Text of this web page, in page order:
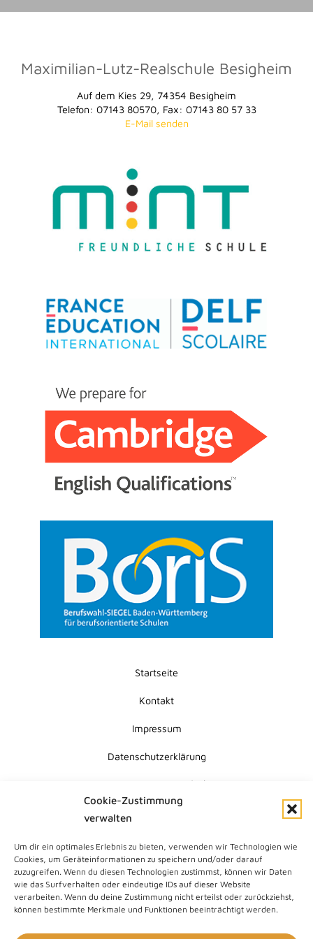
Cookie-Zustimmung
verwalten
Um dir ein optimales Erlebnis zu bieten, verwenden wir Technologien wie
Cookies, um Geräteinformationen zu speichern und/oder darauf
zuzugreifen. Wenn du diesen Technologien zustimmst, können wir Daten
wie das Surfverhalten oder eindeutige IDs auf dieser Website
verarbeiten. Wenn du deine Zustimmung nicht erteilst oder zurückziehst,
können bestimmte Merkmale und Funktionen beeinträchtigt werden.
Maximilian-Lutz-Realschule Besigheim
Auf dem Kies 29, 74354 Besigheim
Telefon: 07143 80570, Fax: 07143 80 57 33
E-Mail senden
Startseite
Kontakt
Impressum
Datenschutzerklärung
Erklärung zur Barrierefreiheit
Cookie-Richtlinie (EU)
Search
Submit